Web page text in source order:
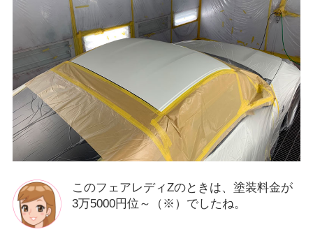
このフェアレディZのときは、塗装料金が
3万5000円位～（※）でしたね。